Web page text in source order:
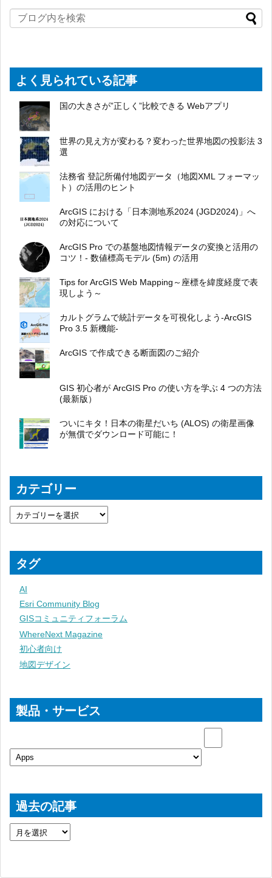
よく見られている記事
国の大きさが”正しく”比較できる Webアプリ
世界の見え方が変わる？変わった世界地図の投影法 3
選
法務省 登記所備付地図データ（地図XML フォーマッ
ト）の活用のヒント
ArcGIS における「日本測地系2024 (JGD2024)」へ
の対応について
ArcGIS Pro での基盤地図情報データの変換と活用の
コツ！- 数値標高モデル (5m) の活用
Tips for ArcGIS Web Mapping～座標を緯度経度で表
現しよう～
カルトグラムで統計データを可視化しよう-ArcGIS
Pro 3.5 新機能-
ArcGIS で作成できる断面図のご紹介
GIS 初心者が ArcGIS Pro の使い方を学ぶ 4 つの方法
(最新版）
ついにキタ！日本の衛星だいち (ALOS) の衛星画像
が無償でダウンロード可能に！
カテゴリー
タグ
AI
Esri Community Blog
GISコミュニティフォーラム
WhereNext Magazine
初心者向け
地図デザイン
製品・サービス
過去の記事